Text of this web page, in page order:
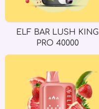
ELF BAR LUSH KING
PRO 40000